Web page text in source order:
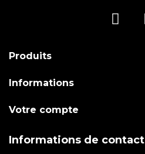
Produits
Informations
Votre compte
Informations de contact